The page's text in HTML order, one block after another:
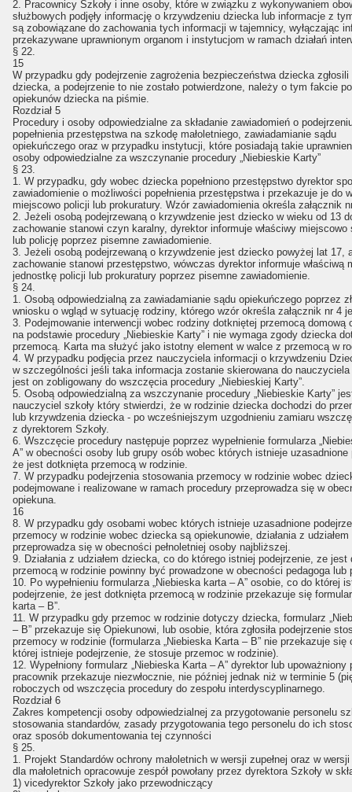
2. Pracownicy Szkoły i inne osoby, które w związku z wykonywaniem
służbowych podjęły informację o krzywdzeniu dziecka lub informacje z
są zobowiązane do zachowania tych informacji w tajemnicy, wyłączając
przekazywane uprawnionym organom i instytucjom w ramach działań
§ 22.
15
W przypadku gdy podejrzenie zagrożenia bezpieczeństwa dziecka zgłosili
dziecka, a podejrzenie to nie zostało potwierdzone, należy o tym fakcie
opiekunów dziecka na piśmie.
Rozdział 5
Procedury i osoby odpowiedzialne za składanie zawiadomień o
popełnienia przestępstwa na szkodę małoletniego, zawiadamianie sądu
opiekuńczego oraz w przypadku instytucji, które posiadają takie
osoby odpowiedzialne za wszczynanie procedury „Niebieskie Karty”
§ 23.
1. W przypadku, gdy wobec dziecka popełniono przestępstwo dyrektor
zawiadomienie o możliwości popełnienia przestępstwa i przekazuje je do
miejscowo policji lub prokuratury. Wzór zawiadomienia określa załącznik
2. Jeżeli osobą podejrzewaną o krzywdzenie jest dziecko w wieku od 13
zachowanie stanowi czyn karalny, dyrektor informuje właściwy miejscowo
lub policję poprzez pisemne zawiadomienie.
3. Jeżeli osobą podejrzewaną o krzywdzenie jest dziecko powyżej lat 17,
zachowanie stanowi przestępstwo, wówczas dyrektor informuje właściwą
jednostkę policji lub prokuratury poprzez pisemne zawiadomienie.
§ 24.
1. Osobą odpowiedzialną za zawiadamianie sądu opiekuńczego poprzez
wniosku o wgląd w sytuację rodziny, którego wzór określa załącznik nr 4
3. Podejmowanie interwencji wobec rodziny dotkniętej przemocą domową
na podstawie procedury „Niebieskie Karty” i nie wymaga zgody dziecka
przemocą. Karta ma służyć jako istotny element w walce z przemocą w
4. W przypadku podjęcia przez nauczyciela informacji o krzywdzeniu
w szczególności jeśli taka informacja zostanie skierowana do
jest on zobligowany do wszczęcia procedury „Niebieskiej Karty”.
5. Osobą odpowiedzialną za wszczynanie procedury „Niebieskie Karty”
nauczyciel szkoły który stwierdzi, że w rodzinie dziecka dochodzi do
lub krzywdzenia dziecka - po wcześniejszym uzgodnieniu zamiaru
z dyrektorem Szkoły.
6. Wszczęcie procedury następuje poprzez wypełnienie formularza
A” w obecności osoby lub grupy osób wobec których istnieje uzasadnione
że jest dotknięta przemocą w rodzinie.
7. W przypadku podejrzenia stosowania przemocy w rodzinie wobec
podejmowane i realizowane w ramach procedury przeprowadza się w
opiekuna.
16
8. W przypadku gdy osobami wobec których istnieje uzasadnione
przemocy w rodzinie wobec dziecka są opiekunowie, działania z
przeprowadza się w obecności pełnoletniej osoby najbliższej.
9. Działania z udziałem dziecka, co do którego istniej podejrzenie, ze jest
przemocą w rodzinie powinny być prowadzone w obecności pedagoga lub
10. Po wypełnieniu formularza „Niebieska karta – A” osobie, co do której
podejrzenie, że jest dotknięta przemocą w rodzinie przekazuje się
karta – B”.
11. W przypadku gdy przemoc w rodzinie dotyczy dziecka, formularz
– B” przekazuje się Opiekunowi, lub osobie, która zgłosiła podejrzenie
przemocy w rodzinie (formularza „Niebieska Karta – B” nie przekazuje się
której istnieje podejrzenie, że stosuje przemoc w rodzinie).
12. Wypełniony formularz „Niebieska Karta – A” dyrektor lub upoważniony
pracownik przekazuje niezwłocznie, nie później jednak niż w terminie 5
roboczych od wszczęcia procedury do zespołu interdyscyplinarnego.
Rozdział 6
Zakres kompetencji osoby odpowiedzialnej za przygotowanie personelu
stosowania standardów, zasady przygotowania tego personelu do ich
oraz sposób dokumentowania tej czynności
§ 25.
1. Projekt Standardów ochrony małoletnich w wersji zupełnej oraz w
dla małoletnich opracowuje zespół powołany przez dyrektora Szkoły w
1) vicedyrektor Szkoły jako przewodniczący